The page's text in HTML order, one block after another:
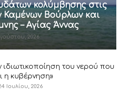
κολύμβησης στις
Καμένων Βούρλων και
– Αγίας Άννας
2026
ιδιωτικοποίηση του νερού που
η κυβέρνηση»
Ιουλίου, 2026